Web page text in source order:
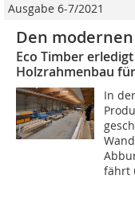
Ausgabe 6-7/2021
Den
Eco Timber
Holzrahmenbau
In
fährt